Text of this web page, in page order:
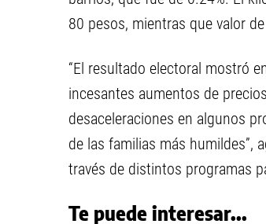
80 pesos, mientras que valor
“El resultado electoral mostró
incesantes aumentos de
desaceleraciones en algunos
de las familias más humildes”,
través de distintos programas
Te puede interesar...